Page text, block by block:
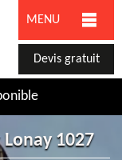
MENU
Devis gratuit
1027